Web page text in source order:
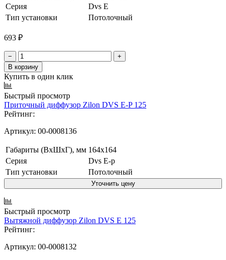
Серия
Dvs E
Тип установки
Потолочный
693 ₽
−
+
В корзину
Купить в один клик
Быстрый просмотр
Приточный диффузор Zilon DVS E-P 125
Рейтинг:
Артикул: 00-0008136
Габариты (ВxШxГ), мм 164x164
Серия
Dvs E-p
Тип установки
Потолочный
Уточнить цену
Быстрый просмотр
Вытяжной диффузор Zilon DVS E 125
Рейтинг:
Артикул: 00-0008132